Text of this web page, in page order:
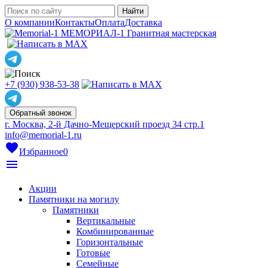
О компанииКонтактыОплатаДоставка
МЕМОРИАЛ-1 Гранитная мастерская
+7 (930) 938-53-38
Обратный звонок
г. Москва, 2-й Дачно-Мещерский проезд 34 стр.1
info@memorial-1.ru
favoriteИзбранное0
menu
Акции
Памятники на могилу
Памятники
Вертикальные
Комбинированные
Горизонтальные
Готовые
Семейные